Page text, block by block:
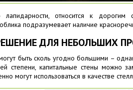
относится к дорогим
подразумевает наличие
ДЛЯ НЕБОЛЬШИХ
быть сколь угодно большими –
степени, капитальные стены можно
могут использоваться в качестве